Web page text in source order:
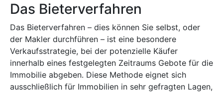
Das Bieterverfahren
Das Bieterverfahren – dies können Sie selbst, oder
der Makler durchführen – ist eine besondere
Verkaufsstrategie, bei der potenzielle Käufer
innerhalb eines festgelegten Zeitraums Gebote für die
Immobilie abgeben. Diese Methode eignet sich
ausschließlich für Immobilien in sehr gefragten Lagen,